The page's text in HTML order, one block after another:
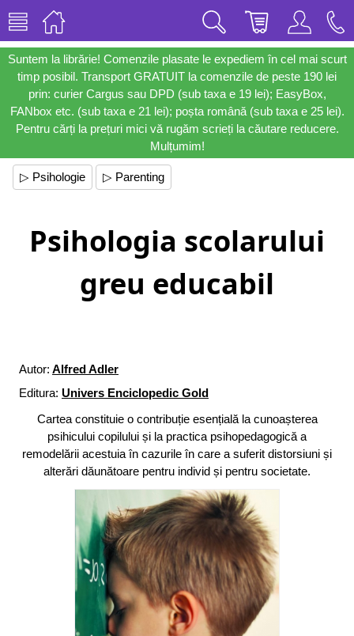
Suntem la librărie! Comenzile plasate le expediem în cel mai scurt
timp posibil. Transport GRATUIT la comenzile de peste 190 lei
prin: curier Cargus sau DPD (sub taxa e 19 lei); EasyBox,
FANbox etc. (sub taxa e 21 lei); poșta română (sub taxa e 25 lei).
Pentru cărți la prețuri mici vă rugăm scrieți la căutare reducere.
Mulțumim!
▷ Psihologie ▷ Parenting
Psihologia scolarului
greu educabil
Autor: Alfred Adler
Editura: Univers Enciclopedic Gold
Cartea constituie o contribuție esențială la cunoașterea
psihicului copilului și la practica psihopedagogică a
remodelării acestuia în cazurile în care a suferit distorsiuni și
alterări dăunătoare pentru individ și pentru societate.